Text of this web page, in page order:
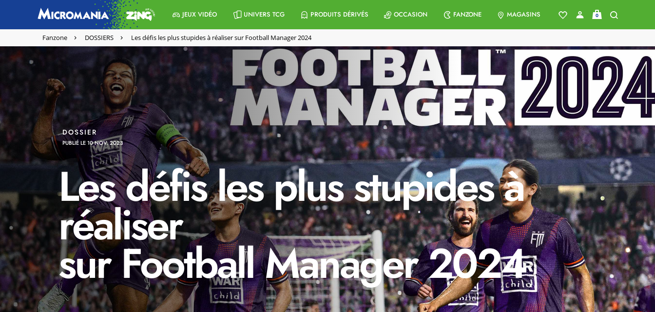
JEUX VIDÉO UNIVERS TCG PRODUITS DÉRIVÉS OCCASION FANZONE MAGASINS 0
Fanzone DOSSIERS Les défis les plus stupides à réaliser sur Football Manager 2024
DOSSIER
PUBLIÉ LE 10 NOV. 2023
Les défis les plus stupides à
réaliser
sur Football Manager 2024